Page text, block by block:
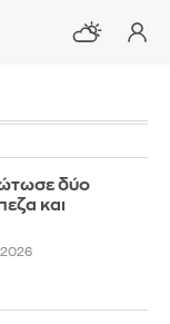
δύο
και